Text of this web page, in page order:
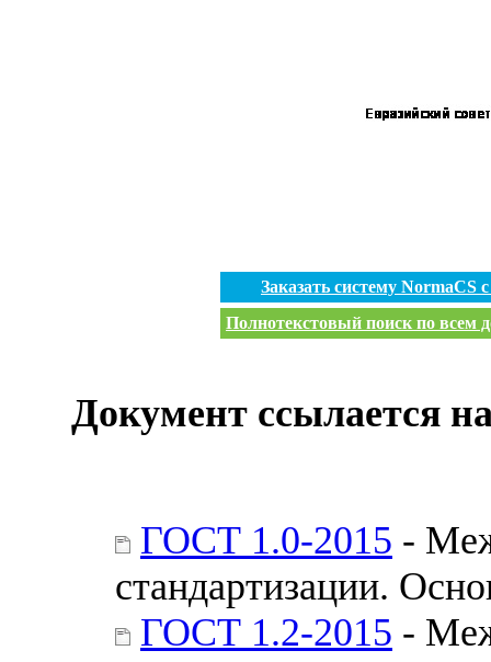
Заказать систему
Полнотекстовый поиск по всем
Документ ссылается
ГОСТ 1.0-2015 -
стандартизации.
ГОСТ 1.2-2015 -